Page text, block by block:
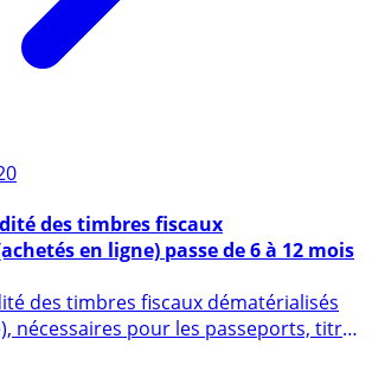
en ligne) passe de 6 à 12 mois
des timbres fiscaux dématérialisés
nécessaires pour les passeports, titres